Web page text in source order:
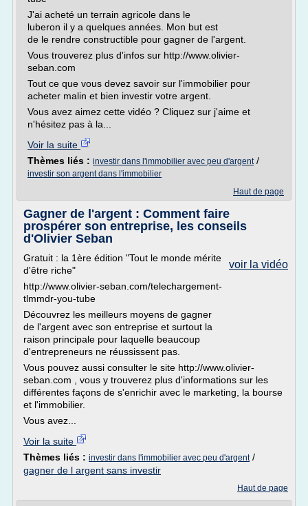
J'ai acheté un terrain agricole dans le
luberon il y a quelques années. Mon but est
de le rendre constructible pour gagner de l'argent.
Vous trouverez plus d'infos sur http://www.olivier-
seban.com
Tout ce que vous devez savoir sur l'immobilier pour
acheter malin et bien investir votre argent.
Vous avez aimez cette vidéo ? Cliquez sur j'aime et
n'hésitez pas à la...
Voir la suite
Thèmes liés : investir dans l'immobilier avec peu d'argent/
investir son argent dans l'immobilier
Haut de page
Gagner de l'argent : Comment faire
prospérer son entreprise, les conseils
d'Olivier Seban
voir la vidéo
Gratuit : la 1ère édition "Tout le monde mérite
d'être riche"
http://www.olivier-seban.com/telechargement-
tlmmdr-you-tube
Découvrez les meilleurs moyens de gagner
de l'argent avec son entreprise et surtout la
raison principale pour laquelle beaucoup
d'entrepreneurs ne réussissent pas.
Vous pouvez aussi consulter le site http://www.olivier-
seban.com , vous y trouverez plus d'informations sur les
différentes façons de s'enrichir avec le marketing, la bourse
et l'immobilier.
Vous avez...
Voir la suite
Thèmes liés : investir dans l'immobilier avec peu d'argent/
gagner de l argent sans investir
Haut de page